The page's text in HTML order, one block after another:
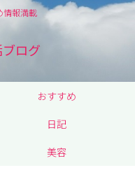
報満載
ログ
おすすめ
日記
美容